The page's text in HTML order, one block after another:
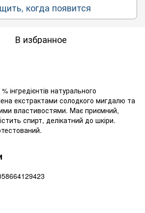
когда появится
В избранное
інгредієнтів натурального
екстрактами солодкого мигдалю та
властивостями. Має приємний,
спирт, делікатний до шкіри.